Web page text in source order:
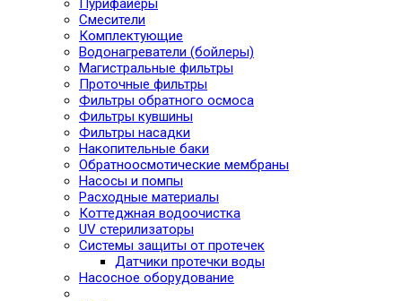
Пурифайеры
Смесители
Комплектующие
Водонагреватели (бойлеры)
Магистральные фильтры
Проточные фильтры
Фильтры обратного осмоса
Фильтры кувшины
Фильтры насадки
Накопительные баки
Обратноосмотические мембраны
Насосы и помпы
Расходные материалы
Коттеджная водоочистка
UV стерилизаторы
Системы защиты от протечек
Датчики протечки воды
Насосное оборудование